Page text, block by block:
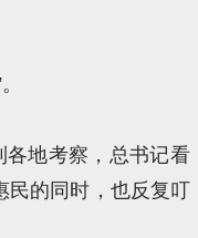
各地考察，总书记看
民的同时，也反复叮